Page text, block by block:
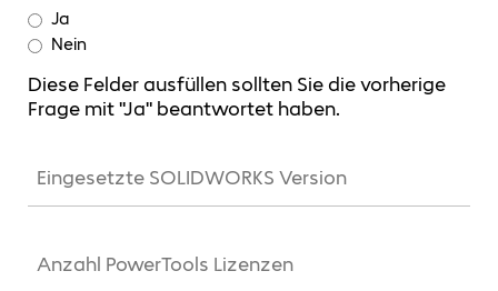
Ja
Nein
Diese Felder ausfüllen sollten Sie die vorherige
Frage mit "Ja" beantwortet haben.